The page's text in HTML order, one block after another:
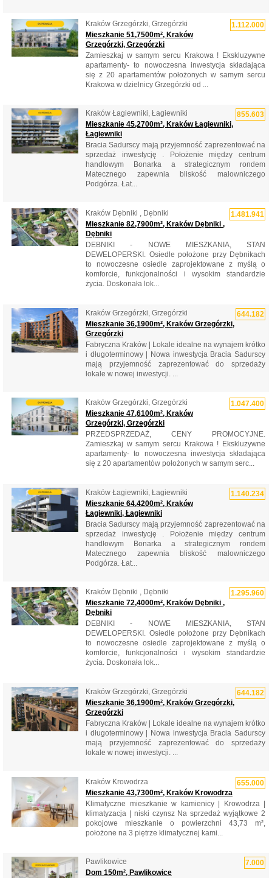
1.112.000
Kraków Grzegórzki, Grzegórzki
Mieszkanie 51,7500m², Kraków
Grzegórzki, Grzegórzki
Zamieszkaj w samym sercu Krakowa ! Ekskluzywne
apartamenty- to nowoczesna inwestycja składająca
się z 20 apartamentów położonych w samym sercu
Krakowa w dzielnicy Grzegórzki od ...
855.603
Kraków Łagiewniki, Łagiewniki
Mieszkanie 45,2700m², Kraków Łagiewniki,
Łagiewniki
Bracia Sadurscy mają przyjemność zaprezentować na
sprzedaż inwestycję . Położenie między centrum
handlowym Bonarka a strategicznym rondem
Matecznego zapewnia bliskość malowniczego
Podgórza. Łat...
1.481.941
Kraków Dębniki , Dębniki
Mieszkanie 82,7900m², Kraków Dębniki ,
Dębniki
DEBNIKI - NOWE MIESZKANIA, STAN
DEWELOPERSKI. Osiedle położone przy Dębnikach
to nowoczesne osiedle zaprojektowane z myślą o
komforcie, funkcjonalności i wysokim standardzie
życia. Doskonała lok...
644.182
Kraków Grzegórzki, Grzegórzki
Mieszkanie 36,1900m², Kraków Grzegórzki,
Grzegórzki
Fabryczna Kraków | Lokale idealne na wynajem krótko
i długoterminowy | Nowa inwestycja Bracia Sadurscy
mają przyjemność zaprezentować do sprzedaży
lokale w nowej inwestycji. ...
1.047.400
Kraków Grzegórzki, Grzegórzki
Mieszkanie 47,6100m², Kraków
Grzegórzki, Grzegórzki
PRZEDSPRZEDAŻ, CENY PROMOCYJNE.
Zamieszkaj w samym sercu Krakowa ! Ekskluzywne
apartamenty- to nowoczesna inwestycja składająca
się z 20 apartamentów położonych w samym serc...
1.140.234
Kraków Łagiewniki, Łagiewniki
Mieszkanie 64,4200m², Kraków
Łagiewniki, Łagiewniki
Bracia Sadurscy mają przyjemność zaprezentować na
sprzedaż inwestycję . Położenie między centrum
handlowym Bonarka a strategicznym rondem
Matecznego zapewnia bliskość malowniczego
Podgórza. Łat...
1.295.960
Kraków Dębniki , Dębniki
Mieszkanie 72,4000m², Kraków Dębniki ,
Dębniki
DEBNIKI - NOWE MIESZKANIA, STAN
DEWELOPERSKI. Osiedle położone przy Dębnikach
to nowoczesne osiedle zaprojektowane z myślą o
komforcie, funkcjonalności i wysokim standardzie
życia. Doskonała lok...
644.182
Kraków Grzegórzki, Grzegórzki
Mieszkanie 36,1900m², Kraków Grzegórzki,
Grzegórzki
Fabryczna Kraków | Lokale idealne na wynajem krótko
i długoterminowy | Nowa inwestycja Bracia Sadurscy
mają przyjemność zaprezentować do sprzedaży
lokale w nowej inwestycji. ...
655.000
Kraków Krowodrza
Mieszkanie 43,7300m², Kraków Krowodrza
Klimatyczne mieszkanie w kamienicy | Krowodrza |
klimatyzacja | niski czynsz Na sprzedaż wyjątkowe 2
pokojowe mieszkanie o powierzchni 43,73 m²,
położone na 3 piętrze klimatycznej kami...
7.000
Pawlikowice
Dom 150m², Pawlikowice